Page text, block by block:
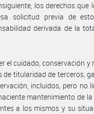
los derechos que
solicitud previa de
derivada de la
el cuidado, conservación y
de titularidad de terceros,
incluidos, pero no
mantenimiento de
a los mismos y su